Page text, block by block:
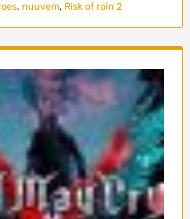
, nuuvem, Risk of rain 2